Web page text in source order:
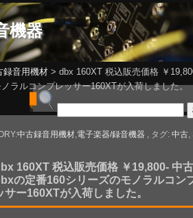
機器
録音用機材 > dbx 160XT 税込販売価格 ￥
ラルコンプレッサー160XTが入荷しました。
中古録音用機材 電子楽器/録音機器 , タグ: 中古
160XT 税込販売価格 ￥19,800- 中古
の定番160シリーズのモノラルコン
サー160XTが入荷しました。